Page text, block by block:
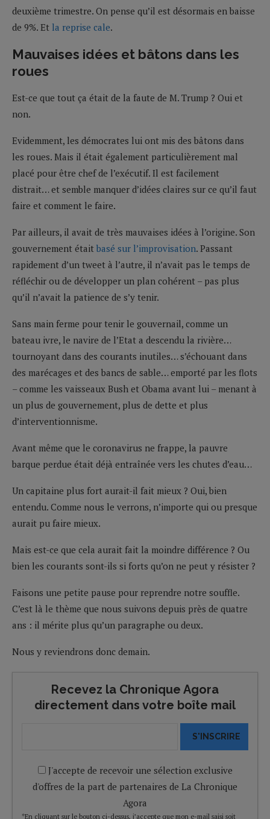
deuxième trimestre. On pense qu’il est désormais en baisse
de 9%. Et la reprise cale.
Mauvaises idées et bâtons dans les
roues
Est-ce que tout ça était de la faute de M. Trump ? Oui et
non.
Evidemment, les démocrates lui ont mis des bâtons dans
les roues. Mais il était également particulièrement mal
placé pour être chef de l’exécutif. Il est facilement
distrait… et semble manquer d’idées claires sur ce qu’il faut
faire et comment le faire.
Par ailleurs, il avait de très mauvaises idées à l’origine. Son
gouvernement étaitbasé sur l’improvisation. Passant
rapidement d’un tweet à l’autre, il n’avait pas le temps de
réfléchir ou de développer un plan cohérent – pas plus
qu’il n’avait la patience de s’y tenir.
Sans main ferme pour tenir le gouvernail, comme un
bateau ivre, le navire de l’Etat a descendu la rivière…
tournoyant dans des courants inutiles… s’échouant dans
des marécages et des bancs de sable… emporté par les flots
– comme les vaisseaux Bush et Obama avant lui – menant à
un plus de gouvernement, plus de dette et plus
d’interventionnisme.
Avant même que le coronavirus ne frappe, la pauvre
barque perdue était déjà entraînée vers les chutes d’eau…
Un capitaine plus fort aurait-il fait mieux ? Oui, bien
entendu. Comme nous le verrons, n’importe qui ou presque
aurait pu faire mieux.
Mais est-ce que cela aurait fait la moindre différence ? Ou
bien les courants sont-ils si forts qu’on ne peut y résister ?
Faisons une petite pause pour reprendre notre souffle.
C’est là le thème que nous suivons depuis près de quatre
ans : il mérite plus qu’un paragraphe ou deux.
Nous y reviendrons donc demain.
Recevez la Chronique Agora
directement dans votre boîte mail
S'INSCRIRE
J'accepte de recevoir une sélection exclusive
d'offres de la part de partenaires de La Chronique
Agora
*En cliquant sur le bouton ci-dessus, j’accepte que mon e-mail saisi soit